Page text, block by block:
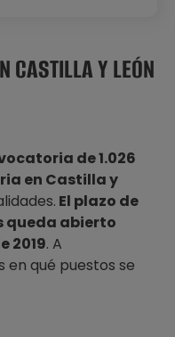
CASTILLA Y LEÓN
de 1.026
en Castilla y
El plazo de
queda abierto
2019. A
qué puestos se